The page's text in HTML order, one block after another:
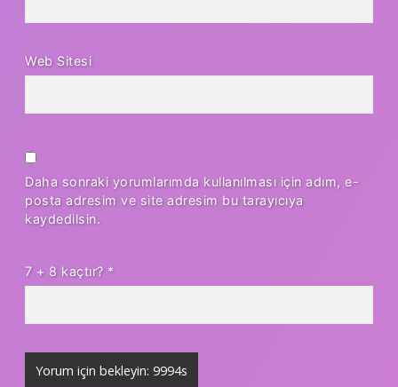
Web Sitesi
Daha sonraki yorumlarımda kullanılması için adım, e-
posta adresim ve site adresim bu tarayıcıya
kaydedilsin.
7 + 8 kaçtır? *